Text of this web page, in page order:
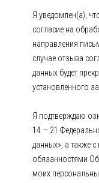
Я уведомлен(а),
согласие на
направления
случае отзыва
данных будет
установленного
Я подтверждаю
14 — 21
данных», а также
обязанностями
моих